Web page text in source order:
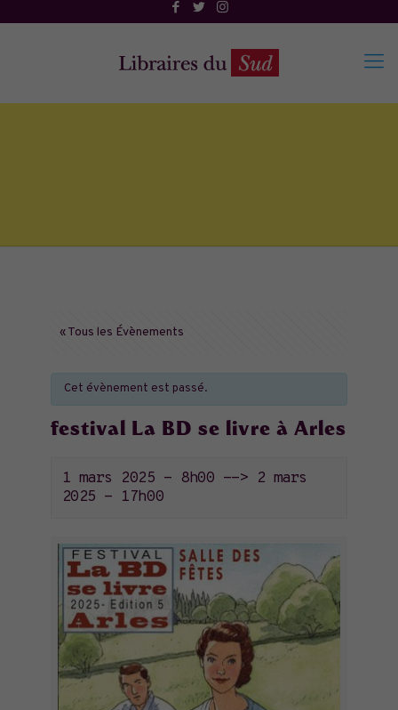
« Tous les Évènements
Cet évènement est passé.
festival La BD se livre à Arles
1 mars 2025 - 8h00 --> 2 mars
2025 - 17h00